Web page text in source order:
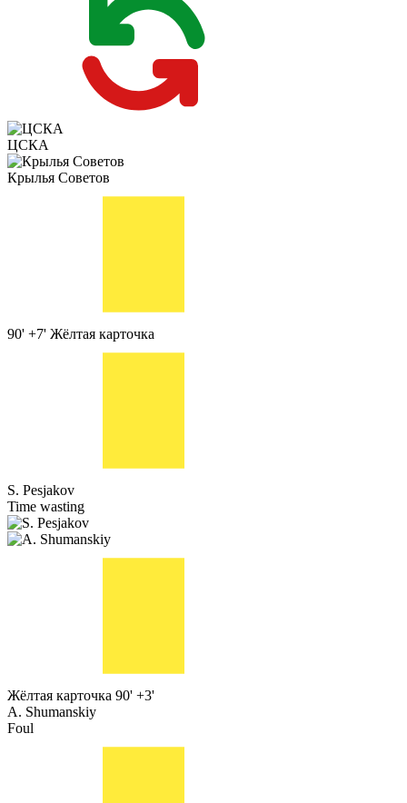
ЦСКА
Крылья Советов
90' +7' Жёлтая карточка
S. Pesjakov
Time wasting
Жёлтая карточка 90' +3'
A. Shumanskiy
Foul